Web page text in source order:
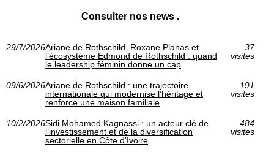
Consulter nos news .
29/7/2026Ariane de Rothschild, Roxane Planas et
l’écosystème Edmond de Rothschild : quand
le leadership féminin donne un cap
37
visites
09/6/2026Ariane de Rothschild : une trajectoire
internationale qui modernise l’héritage et
renforce une maison familiale
191
visites
10/2/2026Sidi Mohamed Kagnassi : un acteur clé de
l’investissement et de la diversification
sectorielle en Côte d’Ivoire
484
visites